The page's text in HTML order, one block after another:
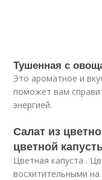
Тушенная с
Это ароматное и
поможет вам
энергией.
Салат из
цветной
Цветная капуста .
восхитительными